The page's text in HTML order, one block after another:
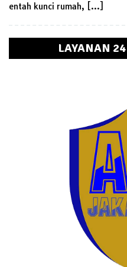
entah kunci rumah, […]
LAYANAN